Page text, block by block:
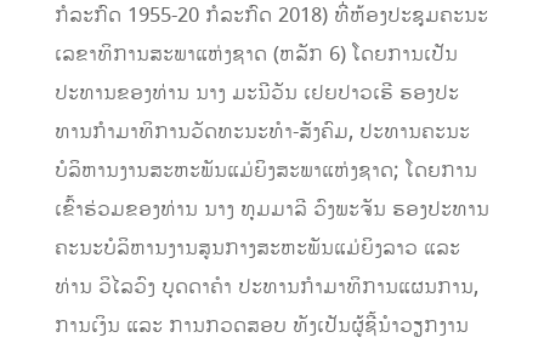
ກໍລະກົດ 1955-20 ກໍລະກົດ 2018) ທີ່ຫ້ອງປະຊຸມຄະນະ
ເລຂາທິການສະພາແຫ່ງຊາດ (ຫລັກ 6) ໂດຍການເປັນ
ປະທານຂອງທ່ານ ນາງ ມະນີວັນ ເຢຍປາວເຮີ ຮອງປະ
ທານກໍາມາທິການວັດທະນະທໍາ-ສັງຄົມ, ປະທານຄະນະ
ບໍລິຫານງານສະຫະພັນແມ່ຍິງສະພາແຫ່ງຊາດ; ໂດຍການ
ເຂົ້າຮ່ວມຂອງທ່ານ ນາງ ທຸມມາລີ ວົງພະຈັນ ຮອງປະທານ
ຄະນະບໍລິຫານງານສູນກາງສະຫະພັນແມ່ຍິງລາວ ແລະ
ທ່ານ ວິໄລວົງ ບຸດດາຄໍາ ປະທານກໍາມາທິການແຜນການ,
ການເງິນ ແລະ ການກວດສອບ ທັງເປັນຜູ້ຊີ້ນໍາວຽກງານ